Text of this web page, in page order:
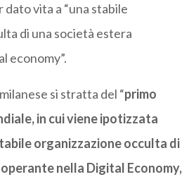
dato vita a “una stabile
di una società estera
economy”.
si stratta del “primo
in cui viene ipotizzata
organizzazione occulta di
nella Digital Economy,